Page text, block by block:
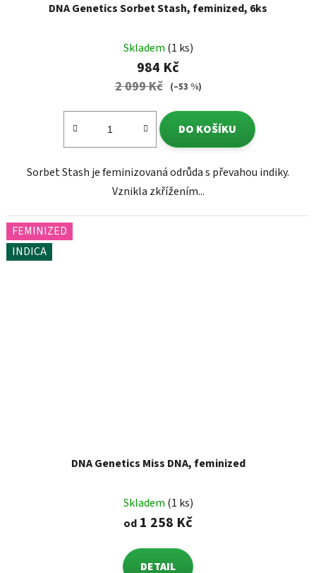
DNA Genetics Sorbet Stash, feminized, 6ks
Skladem (1 ks)
984 Kč
2 099 Kč (–53 %)
DO KOŠÍKU
Sorbet Stash je feminizovaná odrůda s převahou indiky.
Vznikla zkřížením...
FEMINIZED
INDICA
DNA Genetics Miss DNA, feminized
Skladem (1 ks)
od 1 258 Kč
DETAIL